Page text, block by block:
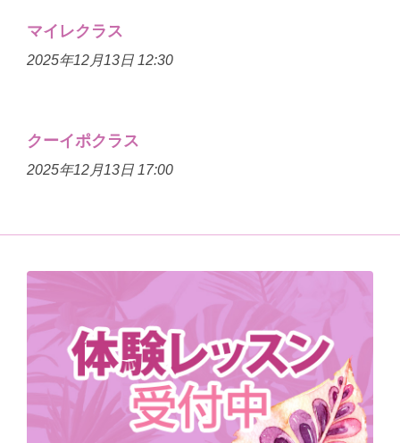
マイレクラス
2025年12月13日 12:30
クーイポクラス
2025年12月13日 17:00